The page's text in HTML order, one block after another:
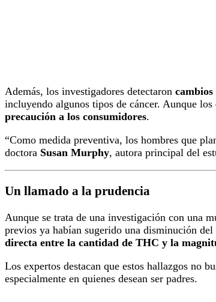
Además, los investigadores detectaron cambios
incluyendo algunos tipos de cáncer. Aunque
precaución a los consumidores.
“Como medida preventiva, los hombres que
doctora Susan Murphy, autora principal del
Un llamado a la prudencia
Aunque se trata de una investigación con una
previos ya habían sugerido una disminución
directa entre la cantidad de THC y la
Los expertos destacan que estos hallazgos no
especialmente en quienes desean ser padres.